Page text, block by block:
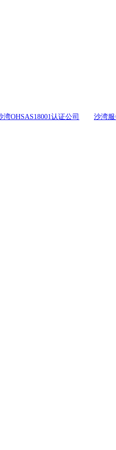
湾OHSAS18001认证公司 沙湾服